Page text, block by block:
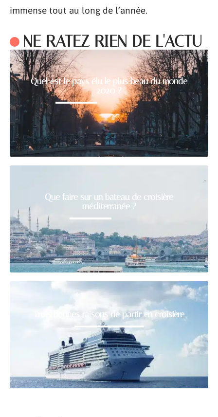
immense tout au long de l’année.
NE RATEZ RIEN DE L'ACTU
Quel est le pays élu le plus beau du monde
2020 ?
Que faire sur un bateau de croisière
méditerranée ?
Trois bonnes raisons de partir en croisière